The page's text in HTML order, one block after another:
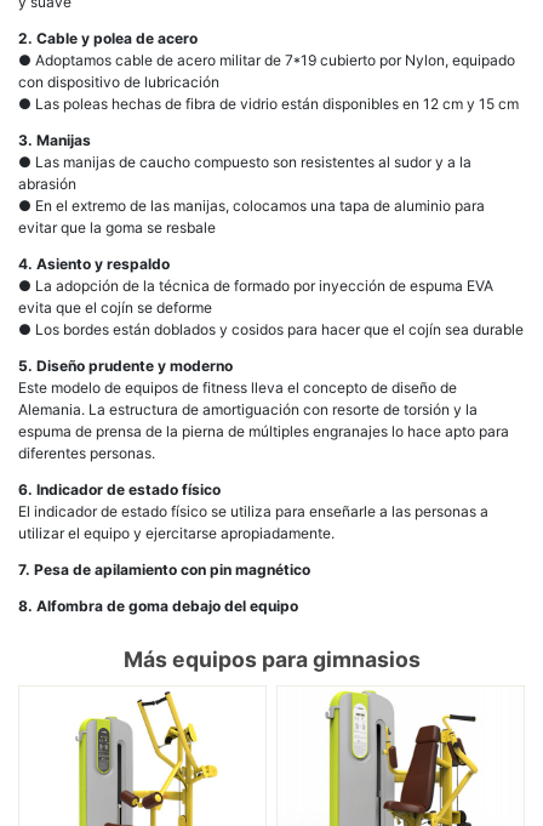
2. Cable y polea de acero
● Adoptamos cable de acero militar de 7*19 cubierto por Nylon, equipado
con dispositivo de lubricación
● Las poleas hechas de fibra de vidrio están disponibles en 12 cm y 15 cm
3. Manijas
● Las manijas de caucho compuesto son resistentes al sudor y a la
abrasión
● En el extremo de las manijas, colocamos una tapa de aluminio para
evitar que la goma se resbale
4. Asiento y respaldo
● La adopción de la técnica de formado por inyección de espuma EVA
evita que el cojín se deforme
● Los bordes están doblados y cosidos para hacer que el cojín sea durable
5. Diseño prudente y moderno
Este modelo de equipos de fitness lleva el concepto de diseño de
Alemania. La estructura de amortiguación con resorte de torsión y la
espuma de prensa de la pierna de múltiples engranajes lo hace apto para
diferentes personas.
6. Indicador de estado físico
El indicador de estado físico se utiliza para enseñarle a las personas a
utilizar el equipo y ejercitarse apropiadamente.
7. Pesa de apilamiento con pin magnético
8. Alfombra de goma debajo del equipo
Más equipos para gimnasios